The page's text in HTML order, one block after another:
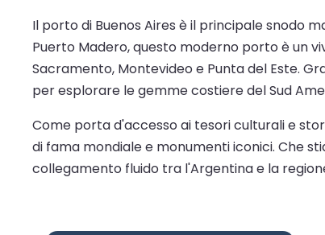
Il porto di Buenos Aires è il principale snodo
Puerto Madero, questo moderno porto è un
Sacramento, Montevideo e Punta del Este.
per esplorare le gemme costiere del Sud
Come porta d'accesso ai tesori culturali e
di fama mondiale e monumenti iconici. Che
collegamento fluido tra l'Argentina e la